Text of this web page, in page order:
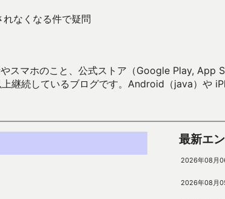
なくなる件で疑問
スマホのこと、公式ストア（Google Play, App
継続しているブログです。Android（java）や
最新エ
2026年08月
2026年08月